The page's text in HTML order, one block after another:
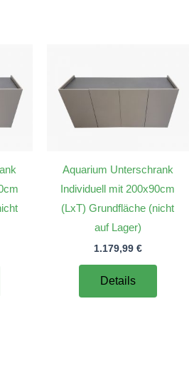
Aquarium Unterschrank
Individuell mit 200x90cm
(LxT) Grundfläche (nicht
auf Lager)
1.179,99 €
Details